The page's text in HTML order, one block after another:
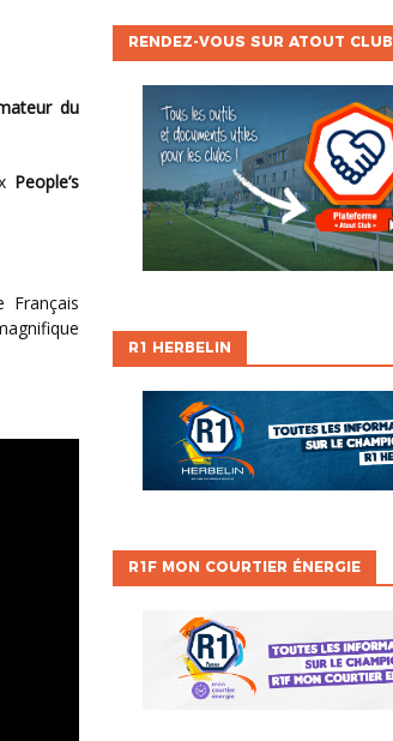
People’s
Français
RENDEZ-VOUS SUR ATOUT CLUB
R1 HERBELIN
R1F MON COURTIER ÉNERGIE